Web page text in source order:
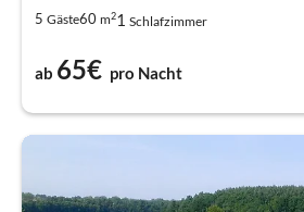
5 Gäste60 m21 Schlafzimmer
ab 65€ pro Nacht